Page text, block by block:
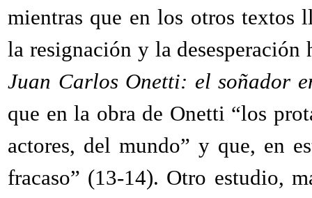
mientras que en los otros textos
la resignación y la
Juan Carlos Onetti: el soñador
que en la obra de Onetti “los
actores, del mundo” y que, en
fracaso” (13-14). Otro estudio,